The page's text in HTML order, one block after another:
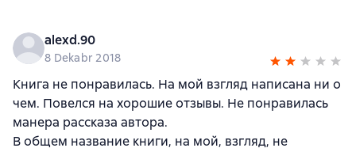
alexd.90
8 Dekabr 2018
Книга не понравилась. На мой взгляд написана ни о
чем. Повелся на хорошие отзывы. Не понравилась
манера рассказа автора.
В общем название книги, на мой, взгляд, не